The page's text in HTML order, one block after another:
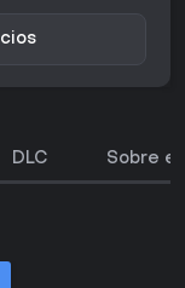
DLC Sobre